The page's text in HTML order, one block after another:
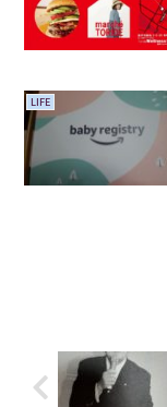
LIFE